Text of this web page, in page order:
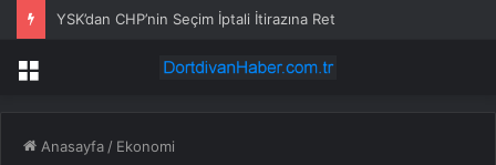
YSK’dan CHP’nin Seçim İptali İtirazına Ret
Menü
Anasayfa / Ekonomi